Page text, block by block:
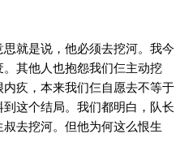
就是说，他必须去挖河。我今
其他人也抱怨我们仨主动挖
疚，本来我们仨自愿去不等于
这个结局。我们都明白，队长
去挖河。但他为何这么恨生